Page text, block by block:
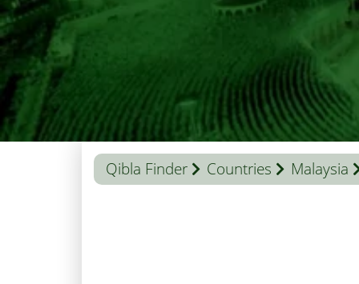
Qibla Finder Countries Malaysia